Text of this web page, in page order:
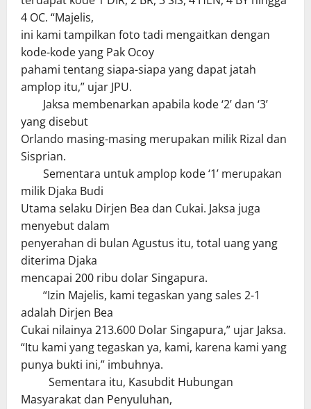
4 OC. “Majelis,
ini kami tampilkan foto tadi mengaitkan dengan
kode-kode yang Pak Ocoy
pahami tentang siapa-siapa yang dapat jatah
amplop itu,” ujar JPU.
Jaksa membenarkan apabila kode ‘2’ dan ‘3’
yang disebut
Orlando masing-masing merupakan milik Rizal dan
Sisprian.
Sementara untuk amplop kode ‘1’ merupakan
milik Djaka Budi
Utama selaku Dirjen Bea dan Cukai. Jaksa juga
menyebut dalam
penyerahan di bulan Agustus itu, total uang yang
diterima Djaka
mencapai 200 ribu dolar Singapura.
“Izin Majelis, kami tegaskan yang sales 2-1
adalah Dirjen Bea
Cukai nilainya 213.600 Dolar Singapura,” ujar Jaksa.
“Itu kami yang tegaskan ya, kami, karena kami yang
punya bukti ini,” imbuhnya.
Sementara itu, Kasubdit Hubungan
Masyarakat dan Penyuluhan,